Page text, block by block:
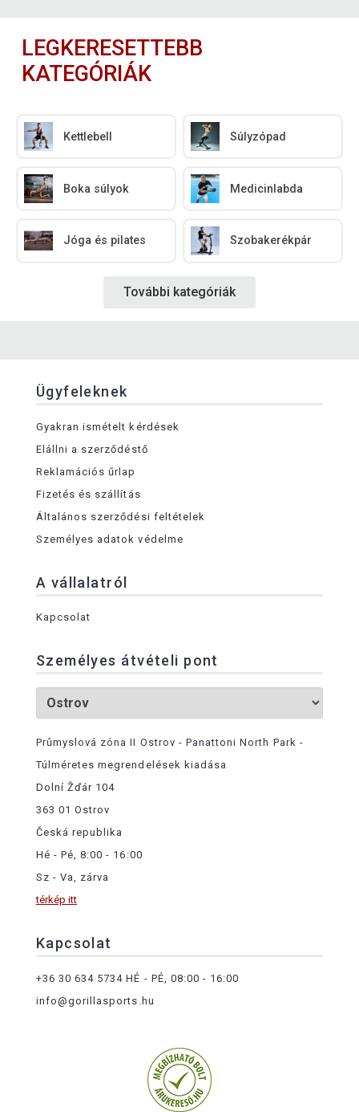
LEGKERESETTEBB
KATEGÓRIÁK
Kettlebell Súlyzópad
Boka súlyok Medicinlabda
Jóga és pilates Szobakerékpár
További kategóriák
Ügyfeleknek
Gyakran ismételt kérdések
Elállni a szerződéstő
Reklamációs űrlap
Fizetés és szállítás
Általános szerződési feltételek
Személyes adatok védelme
A vállalatról
Kapcsolat
Személyes átvételi pont
Průmyslová zóna II Ostrov - Panattoni North Park -
Túlméretes megrendelések kiadása
Dolní Žďár 104
363 01 Ostrov
Česká republika
Hé - Pé, 8:00 - 16:00
Sz - Va, zárva
térkép itt
Kapcsolat
+36 30 634 5734 HÉ - PÉ, 08:00 - 16:00
info@gorillasports.hu